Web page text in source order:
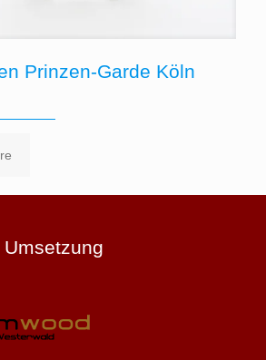
Prinzen-Garde Köln